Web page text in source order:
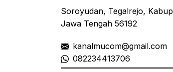
Soroyudan, Tegalrejo,
Jawa Tengah 56192
kanalmucom@gmail.com
082234413706